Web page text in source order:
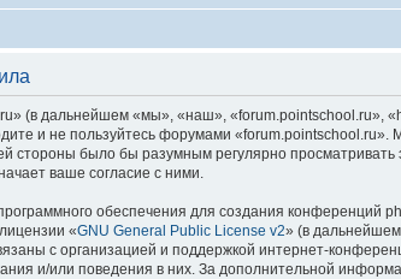
(в дальнейшем «мы», «наш», «forum.pointschool.ru»,
и не пользуйтесь форумами
стороны было бы разумным регулярно
ваше согласие с ними.
обеспечения для создания конференций
«GNU General Public License v2» (в
с организацией и поддержкой интернет-
и/или поведения в них. За дополнительной